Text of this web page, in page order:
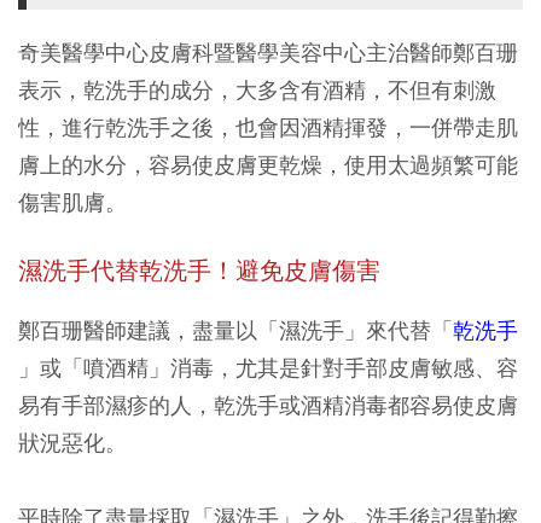
奇美醫學中心皮膚科暨醫學美容中心主治醫師鄭百珊
表示，乾洗手的成分，大多含有酒精，不但有刺激
性，進行乾洗手之後，也會因酒精揮發，一併帶走肌
膚上的水分，容易使皮膚更乾燥，使用太過頻繁可能
傷害肌膚。
濕洗手代替乾洗手！避免皮膚傷害
鄭百珊醫師建議，盡量以「濕洗手」來代替「乾洗手
」或「噴酒精」消毒，尤其是針對手部皮膚敏感、容
易有手部濕疹的人，乾洗手或酒精消毒都容易使皮膚
狀況惡化。
平時除了盡量採取「濕洗手」之外，洗手後記得勤擦